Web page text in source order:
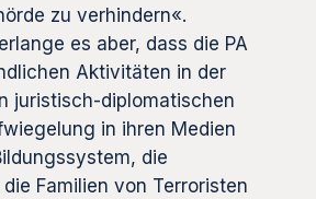
zu verhindern«.
es aber, dass die PA
Aktivitäten in der
juristisch-diplomatischen
in ihren Medien
die
Familien von Terroristen